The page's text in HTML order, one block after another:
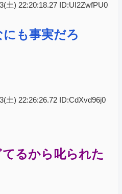
土) 22:20:18.27 ID:UI2ZwfPU0
も事実だろ
土) 22:26:26.72 ID:CdXvd96j0
るから叱られた